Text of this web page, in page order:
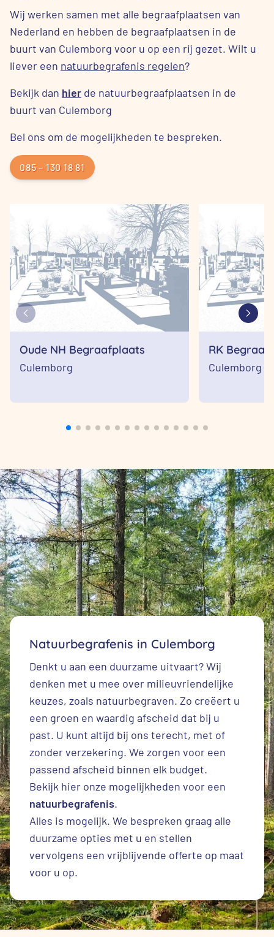
Wij werken samen met alle begraafplaatsen van
Nederland en hebben de begraafplaatsen in de
buurt van Culemborg voor u op een rij gezet. Wilt u
liever een natuurbegrafenis regelen?
Bekijk dan hier de natuurbegraafplaatsen in de
buurt van Culemborg
Bel ons om de mogelijkheden te bespreken.
085 – 130 18 81
Oude NH Begraafplaats
Culemborg
RK
Culemborg
Natuurbegrafenis in Culemborg
Denkt u aan een duurzame uitvaart? Wij
denken met u mee over milieuvriendelijke
keuzes, zoals natuurbegraven. Zo creëert u
een groen en waardig afscheid dat bij u
past. U kunt altijd bij ons terecht, met of
zonder verzekering. We zorgen voor een
passend afscheid binnen elk budget.
Bekijk hier onze mogelijkheden voor een
natuurbegrafenis.
Alles is mogelijk. We bespreken graag alle
duurzame opties met u en stellen
vervolgens een vrijblijvende offerte op maat
voor u op.